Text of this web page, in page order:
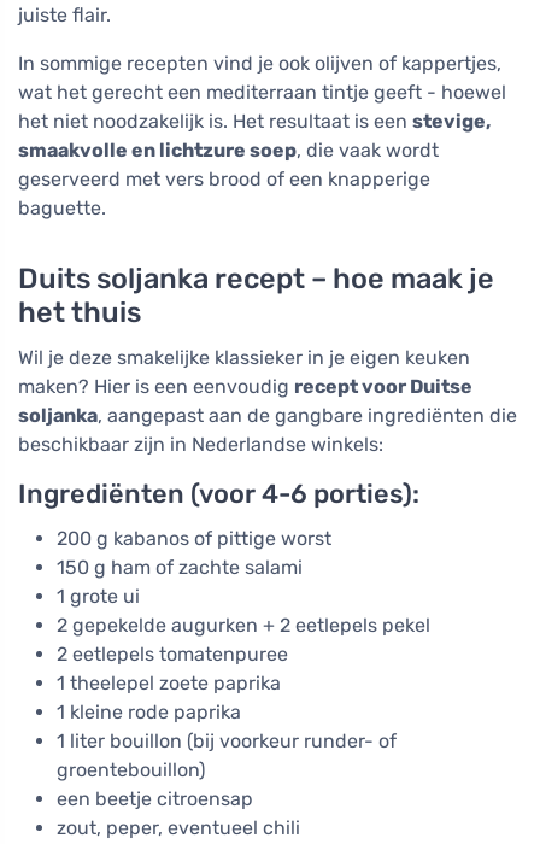
juiste flair.
In sommige recepten vind je ook olijven of kappertjes,
wat het gerecht een mediterraan tintje geeft - hoewel
het niet noodzakelijk is. Het resultaat is een stevige,
smaakvolle en lichtzure soep, die vaak wordt
geserveerd met vers brood of een knapperige
baguette.
Duits soljanka recept – hoe maak je
het thuis
Wil je deze smakelijke klassieker in je eigen keuken
maken? Hier is een eenvoudig recept voor Duitse
soljanka, aangepast aan de gangbare ingrediënten die
beschikbaar zijn in Nederlandse winkels:
Ingrediënten (voor 4-6 porties):
200 g kabanos of pittige worst
150 g ham of zachte salami
1 grote ui
2 gepekelde augurken + 2 eetlepels pekel
2 eetlepels tomatenpuree
1 theelepel zoete paprika
1 kleine rode paprika
1 liter bouillon (bij voorkeur runder- of
groentebouillon)
een beetje citroensap
zout, peper, eventueel chili